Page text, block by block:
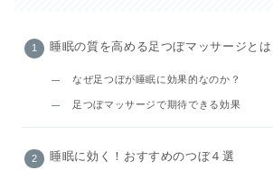
睡眠の質を高める足つぼマッサージとは
なぜ足つぼが睡眠に効果的なのか？
足つぼマッサージで期待できる効果
睡眠に効く！おすすめのつぼ４選